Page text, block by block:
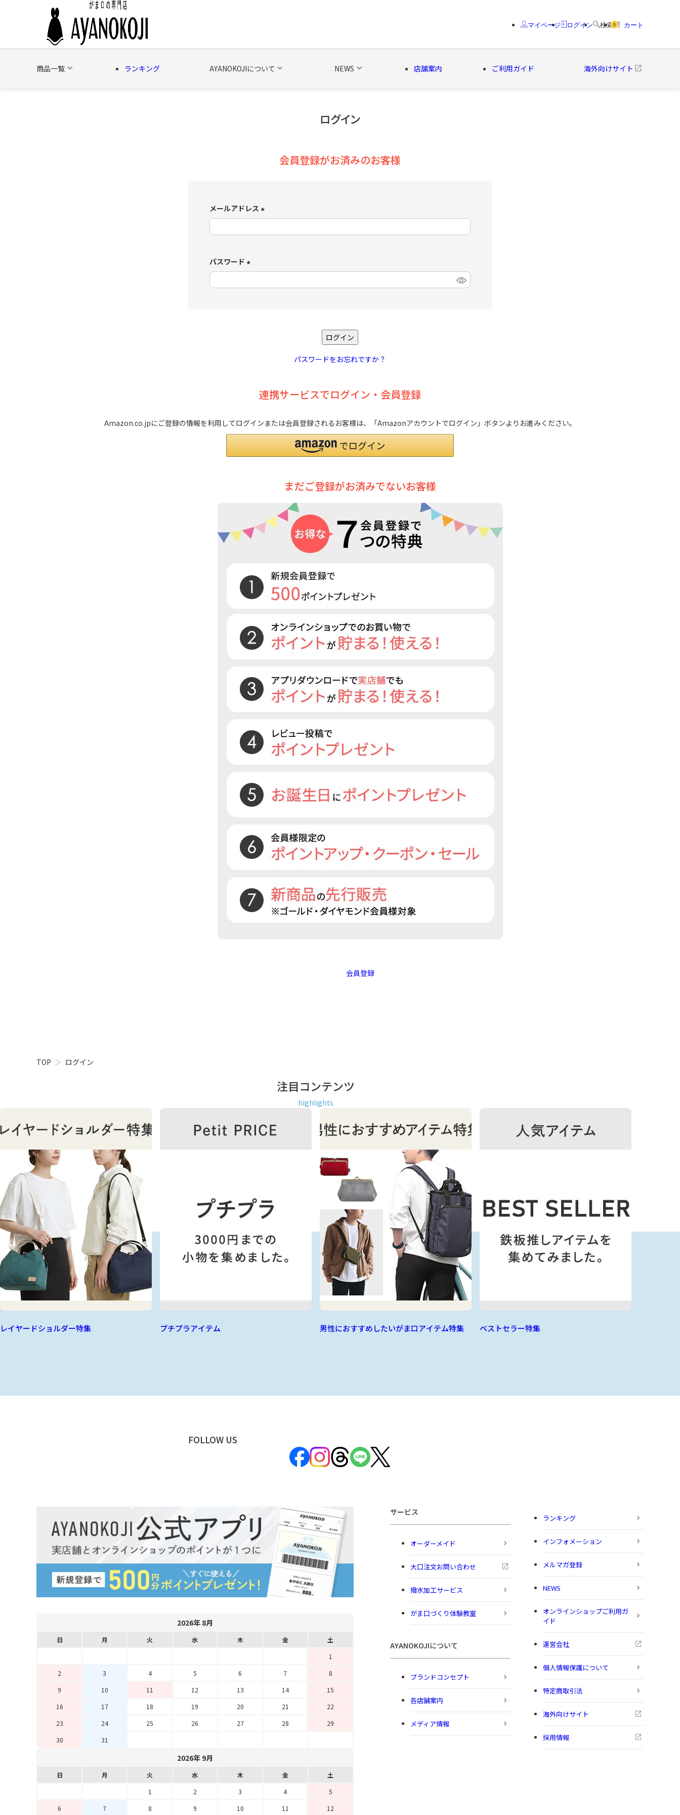
マイページ ログイン 検索 0 カート
商品一覧 ランキング AYANOKOJIについて NEWS 店舗案内 ご利用ガイド 海外向けサイト
ベルト・関連商品 新商品
ログイン
会員登録がお済みのお客様
メールアドレス
必
パスワード
必
ログイン
パスワードをお忘れですか？
連携サービスでログイン・会員登録
Amazon.co.jpにご登録の情報を利用してログインまたは会員登録されるお客様は、「Amazonアカウントでログイン」ボタンよりお進みください。
まだご登録がお済みでないお客様
会員登録
TOP ログイン
注目コンテンツ
highlights
レイヤードショルダー特集 プチプラアイテム 男性におすすめしたいがま口アイテム特集 ベストセラー特集
FOLLOW US
2026年 8月
日 月 火 水 木 金
土
1
2
3 4 5 6 7
8
9
10 11 12 13 14
15
16
17 18 19 20 21
22
23
24 25 26 27 28
29
30
31
2026年 9月
日 月 火 水 木 金
土
1
2 3 4
5
6
7 8 9 10 11 12
サービス
オーダーメイド
大口注文お問い合わせ
撥水加工サービス
がま口づくり体験教室
AYANOKOJIについて
ブランドコンセプト
各店舗案内
メディア情報
ランキング
インフォメーション
メルマガ登録
NEWS
オンラインショップご利用ガ
イド
運営会社
個人情報保護について
特定商取引法
海外向けサイト
採用情報